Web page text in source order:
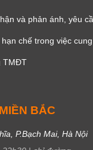
và phản ánh, yêu
chế trong việc
TMĐT
BẮC
P.Bạch Mai, Hà Nội